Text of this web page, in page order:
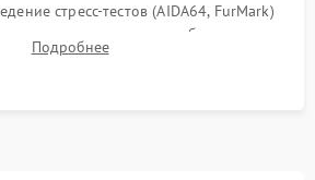
стресс-тестов (AIDA64, FurMark)
режима и стабильности
под пиковой нагрузкой.
Подробнее